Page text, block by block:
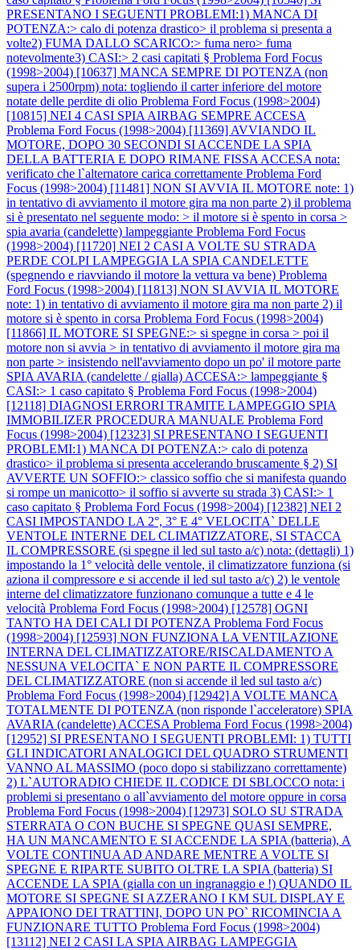
PRESENTANO I SEGUENTI PROBLEMI:1) MANCA DI
POTENZA:> calo di potenza drastico> il problema si presenta a
volte2) FUMA DALLO SCARICO:> fuma nero> fuma
notevolmente3) CASI:> 2 casi capitati § Problema Ford Focus
(1998>2004) [10637] MANCA SEMPRE DI POTENZA (non
supera i 2500rpm) nota: togliendo il carter inferiore del motore
notate delle perdite di olio Problema Ford Focus (1998>2004)
[10815] NEI 4 CASI SPIA AIRBAG SEMPRE ACCESA
Problema Ford Focus (1998>2004) [11369] AVVIANDO IL
MOTORE, DOPO 30 SECONDI SI ACCENDE LA SPIA
DELLA BATTERIA E DOPO RIMANE FISSA ACCESA nota:
verificato che l`alternatore carica correttamente Problema Ford
Focus (1998>2004) [11481] NON SI AVVIA IL MOTORE note: 1)
in tentativo di avviamento il motore gira ma non parte 2) il problema
si è presentato nel seguente modo: > il motore si è spento in corsa >
spia avaria (candelette) lampeggiante Problema Ford Focus
(1998>2004) [11720] NEI 2 CASI A VOLTE SU STRADA
PERDE COLPI LAMPEGGIA LA SPIA CANDELETTE
(spegnendo e riavviando il motore la vettura va bene) Problema
Ford Focus (1998>2004) [11813] NON SI AVVIA IL MOTORE
note: 1) in tentativo di avviamento il motore gira ma non parte 2) il
motore si è spento in corsa Problema Ford Focus (1998>2004)
[11866] IL MOTORE SI SPEGNE:> si spegne in corsa > poi il
motore non si avvia > in tentativo di avviamento il motore gira ma
non parte > insistendo nell'avviamento dopo un po' il motore parte
SPIA AVARIA (candelette / gialla) ACCESA:> lampeggiante §
CASI:> 1 caso capitato § Problema Ford Focus (1998>2004)
[12118] DIAGNOSI ERRORI TRAMITE LAMPEGGIO SPIA
IMMOBILIZER PROCEDURA MANUALE Problema Ford
Focus (1998>2004) [12323] SI PRESENTANO I SEGUENTI
PROBLEMI:1) MANCA DI POTENZA:> calo di potenza
drastico> il problema si presenta accelerando bruscamente § 2) SI
AVVERTE UN SOFFIO:> classico soffio che si manifesta quando
si rompe un manicotto> il soffio si avverte su strada 3) CASI:> 1
caso capitato § Problema Ford Focus (1998>2004) [12382] NEI 2
CASI IMPOSTANDO LA 2°, 3° E 4° VELOCITA` DELLE
VENTOLE INTERNE DEL CLIMATIZZATORE, SI STACCA
IL COMPRESSORE (si spegne il led sul tasto a/c) nota: (dettagli) 1)
impostando la 1° velocità delle ventole, il climatizzatore funziona (si
aziona il compressore e si accende il led sul tasto a/c) 2) le ventole
interne del climatizzatore funzionano comunque a tutte e 4 le
velocità Problema Ford Focus (1998>2004) [12578] OGNI
TANTO HA DEI CALI DI POTENZA Problema Ford Focus
(1998>2004) [12593] NON FUNZIONA LA VENTILAZIONE
INTERNA DEL CLIMATIZZATORE/RISCALDAMENTO A
NESSUNA VELOCITA` E NON PARTE IL COMPRESSORE
DEL CLIMATIZZATORE (non si accende il led sul tasto a/c)
Problema Ford Focus (1998>2004) [12942] A VOLTE MANCA
TOTALMENTE DI POTENZA (non risponde l`acceleratore) SPIA
AVARIA (candelette) ACCESA Problema Ford Focus (1998>2004)
[12952] SI PRESENTANO I SEGUENTI PROBLEMI: 1) TUTTI
GLI INDICATORI ANALOGICI DEL QUADRO STRUMENTI
VANNO AL MASSIMO (poco dopo si stabilizzano correttamente)
2) L`AUTORADIO CHIEDE IL CODICE DI SBLOCCO nota: i
problemi si presentano o all`avviamento del motore oppure in corsa
Problema Ford Focus (1998>2004) [12973] SOLO SU STRADA
STERRATA O CON BUCHE SI SPEGNE QUASI SEMPRE,
HA UN MANCAMENTO E SI ACCENDE LA SPIA (batteria), A
VOLTE CONTINUA AD ANDARE MENTRE A VOLTE SI
SPEGNE E RIPARTE SUBITO OLTRE LA SPIA (batteria) SI
ACCENDE LA SPIA (gialla con un ingranaggio e !) QUANDO IL
MOTORE SI SPEGNE SI AZZERANO I KM SUL DISPLAY E
APPAIONO DEI TRATTINI, DOPO UN PO` RICOMINCIA A
FUNZIONARE TUTTO Problema Ford Focus (1998>2004)
[13112] NEI 2 CASI LA SPIA AIRBAG LAMPEGGIA